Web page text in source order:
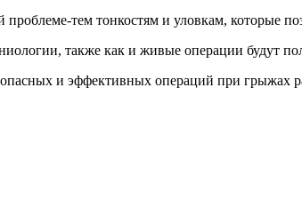
тем тонкостям и уловкам, которые
также как и живые операции будут
и эффективных операций при грыжах